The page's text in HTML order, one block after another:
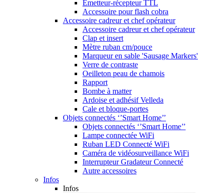
Emetteur-récepteur TTL
Accessoire pour flash cobra
Accessoire cadreur et chef opérateur
Accessoire cadreur et chef opérateur
Clap et insert
Mètre ruban cm/pouce
Marqueur en sable 'Sausage Markers'
Verre de contraste
Oeilleton peau de chamois
Rapport
Bombe à matter
Ardoise et adhésif Velleda
Cale et bloque-portes
Objets connectés ‘’Smart Home’’
Objets connectés ‘’Smart Home’’
Lampe connectée WiFi
Ruban LED Connecté WiFi
Caméra de vidéosurveillance WiFi
Interrupteur Gradateur Connecté
Autre accessoires
Infos
Infos